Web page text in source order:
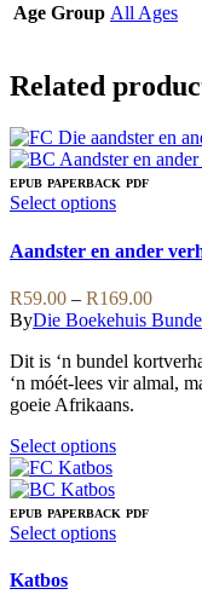
Age Group All Ages
Related
EPUB PAPERBACK PDF
Select optionsThis
has
multiple
variants.
The
options
may
be
chosen
the
Aandster en ander
R59.00 – R169.00Price
range:
ByDie Boekehuis
Dit is ‘n bundel
‘n móét-lees vir almal,
goeie Afrikaans.
Select optionsThis
multiple
variants.
EPUB PAPERBACK PDF
Select optionsThis
Katbos